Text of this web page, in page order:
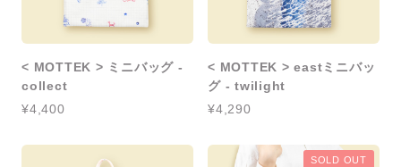
< MOTTEK > ミニバッグ -
collect
¥4,400
< MOTTEK > eastミニバッ
グ - twilight
¥4,290
SOLD OUT